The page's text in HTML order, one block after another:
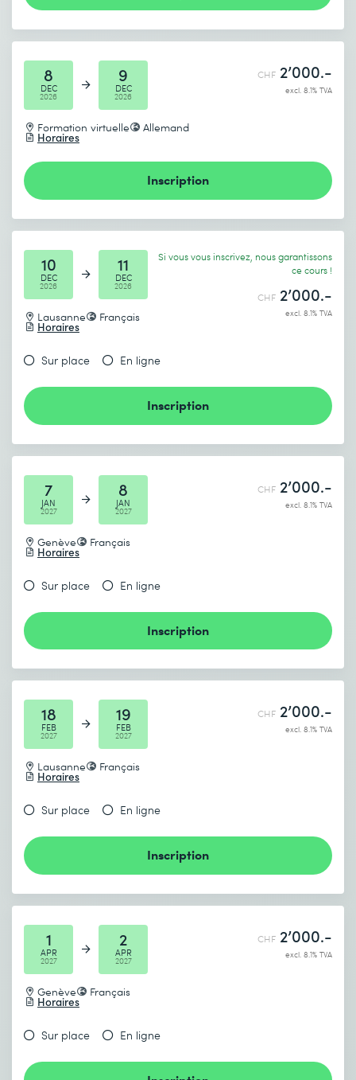
8
DEC
2026
9
DEC
2026
Formation virtuelle Allemand
Horaires
CHF 2’000.-
excl. 8.1% TVA
Inscription
10
DEC
2026
11
DEC
2026
Lausanne Français
Horaires
Si vous vous inscrivez, nous garantissons
ce cours !
CHF 2’000.-
excl. 8.1% TVA
Sur place En ligne
Inscription
7
JAN
2027
8
JAN
2027
Genève Français
Horaires
CHF 2’000.-
excl. 8.1% TVA
Sur place En ligne
Inscription
18
FEB
2027
19
FEB
2027
Lausanne Français
Horaires
CHF 2’000.-
excl. 8.1% TVA
Sur place En ligne
Inscription
1
APR
2027
2
APR
2027
Genève Français
Horaires
CHF 2’000.-
excl. 8.1% TVA
Sur place En ligne